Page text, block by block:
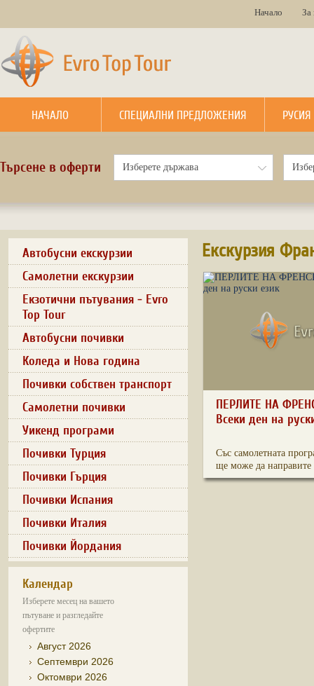
Начало За
НАЧАЛО СПЕЦИАЛНИ ПРЕДЛОЖЕНИЯ РУСИЯ
Търсене в оферти
Автобусни екскурзии
Самолетни екскурзии
Екзотични пътувания - Evro
Top Tour
Автобусни почивки
Коледа и Нова година
Почивки собствен транспорт
Самолетни почивки
Уикенд програми
Почивки Турция
Почивки Гърция
Почивки Испания
Почивки Италия
Почивки Йордания
Календар
Изберете месец на вашето
пътуване и разгледайте
офертите
Август 2026
Септември 2026
Октомври 2026
Екскурзия
ПЕРЛИТЕ НА
Всеки ден на
Със самолетната
ще може да